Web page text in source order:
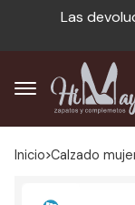
Las
Inicio calzado